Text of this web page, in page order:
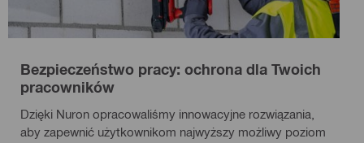
Bezpieczeństwo pracy: ochrona dla Twoich
pracowników
Dzięki Nuron opracowaliśmy innowacyjne rozwiązania,
aby zapewnić użytkownikom najwyższy możliwy poziom